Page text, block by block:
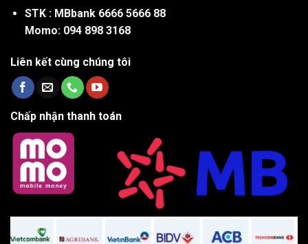
STK : MBbank 6666 5666 88
Momo: 094 898 3168
Liên kết cùng chúng tôi
Chấp nhận thanh toán